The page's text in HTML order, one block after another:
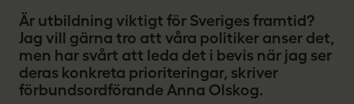
Är utbildning viktigt för Sveriges framtid?
Jag vill gärna tro att våra politiker anser det,
men har svårt att leda det i bevis när jag ser
deras konkreta prioriteringar, skriver
förbundsordförande Anna Olskog.